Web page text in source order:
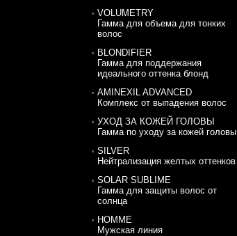
VOLUMETRY
Гамма для объема для тонких
волос
BLONDIFIER
Гамма для поддержания
идеального оттенка блонд
AMINEXIL ADVANCED
Комплекс от выпадения волос
УХОД ЗА КОЖЕЙ ГОЛОВЫ
Гамма по уходу за кожей головы
SILVER
Нейтрализация желтых оттенков
SOLAR SUBLIME
Гамма для защиты волос от
солнца
HOMME
Мужская линия